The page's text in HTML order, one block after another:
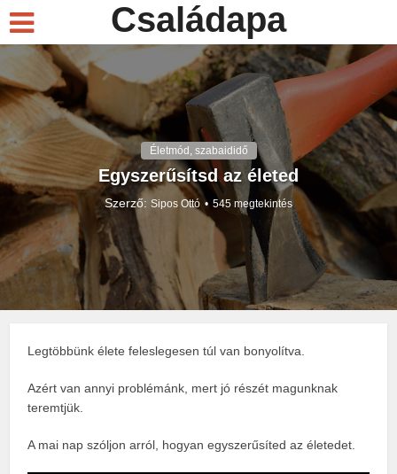
Családapa
Életmód, szabaididő
Egyszerűsítsd az életed
Szerző: Sipos Ottó 545 megtekintés
Legtöbbünk élete feleslegesen túl van bonyolítva.
Azért van annyi problémánk, mert jó részét magunknak
teremtjük.
A mai nap szóljon arról, hogyan egyszerűsíted az életedet.